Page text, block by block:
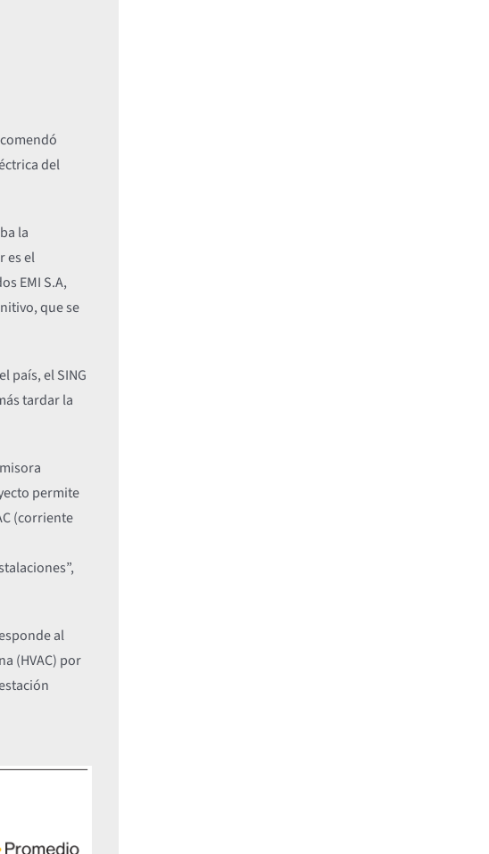
del
la
es el
EMI S.A,
que se
país, el SING
tardar la
permite
(corriente
al
(HVAC) por